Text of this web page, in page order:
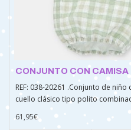
CONJUNTO CON CAMISA
REF: 038-20261 .Conjunto de
cuello clásico tipo polito
61,95€